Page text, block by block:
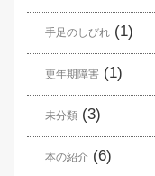
手足のしびれ (1)
更年期障害 (1)
未分類 (3)
本の紹介 (6)